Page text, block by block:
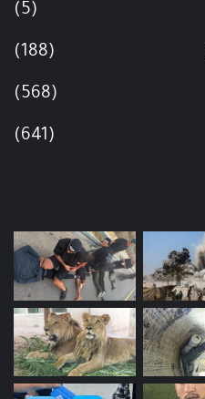
(5)
(188)
(568)
(641)